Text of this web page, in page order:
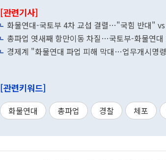
[관련기사]
화물연대-국토부 4차 교섭 결렬…"국힘 반대"
총파업 엿새째 항만이동 차질…국토부-화물연대
경제계 "화물연대 파업 피해 막대…업무개시명
[관련키워드]
화물연대 총파업 경찰 체포